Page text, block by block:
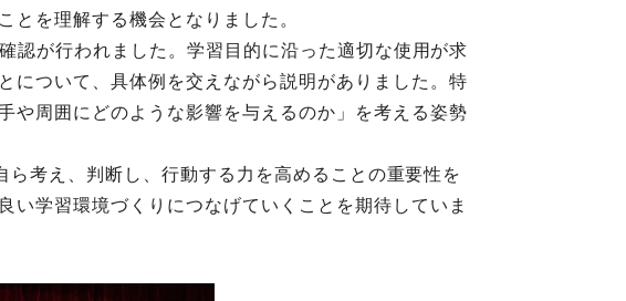
とを理解する機会となりました。
が行われました。学習目的に沿った適切な使用が求
について、具体例を交えながら説明がありました。特
や周囲にどのような影響を与えるのか」を考える姿勢
考え、判断し、行動する力を高めることの重要性を
学習環境づくりにつなげていくことを期待していま